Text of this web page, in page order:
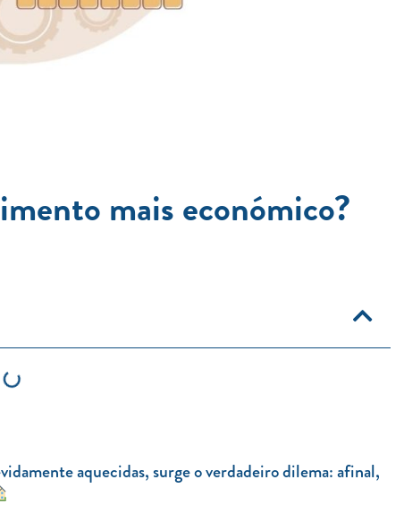
mais económico?
aquecidas, surge o verdadeiro dilema: afinal,